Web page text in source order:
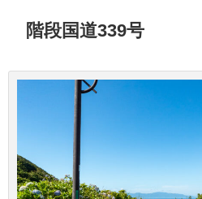
階段国道339号